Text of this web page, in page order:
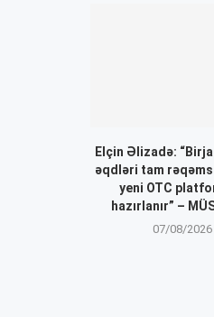
Elçin Əlizadə:
əqdləri tam
yeni OTC
hazırlanır” –
07/08/2026